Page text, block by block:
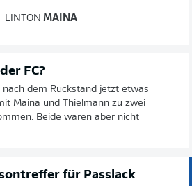
LINTON MAINA
FC?
nach dem Rückstand jetzt etwas
Maina und Thielmann zu zwei
Beide waren aber nicht
für Passlack